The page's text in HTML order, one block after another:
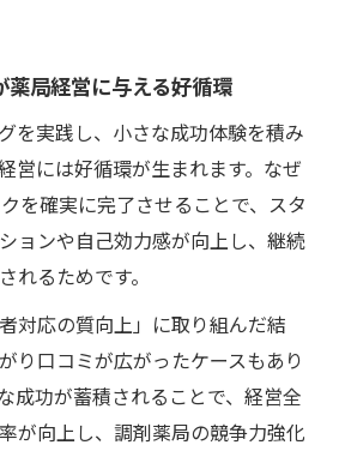
薬局経営に与える好循環
を実践し、小さな成功体験を積み
営には好循環が生まれます。なぜ
を確実に完了させることで、スタ
ョンや自己効力感が向上し、継続
れるためです。
対応の質向上」に取り組んだ結
り口コミが広がったケースもあり
成功が蓄積されることで、経営全
が向上し、調剤薬局の競争力強化